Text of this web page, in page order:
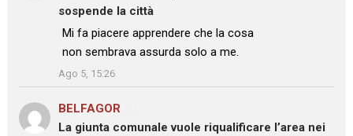
sospende la città
: “
Mi fa piacere apprendere che la cosa
non sembrava assurda solo a me.
”
Ago 5, 15:26
BELFAGOR
La giunta comunale vuole riqualificare l’area nei